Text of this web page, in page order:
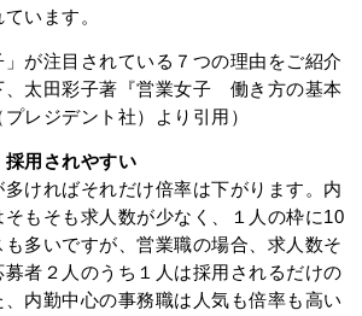
います。
が注目されている７つの理由をご紹介
、太田彩子著『営業女子 働き方の基本
レジデント社）より引用）
採用されやすい
ければそれだけ倍率は下がります。内
もそも求人数が少なく、１人の枠に10
も多いですが、営業職の場合、求人数そ
者２人のうち１人は採用されるだけの
内勤中心の事務職は人気も倍率も高い